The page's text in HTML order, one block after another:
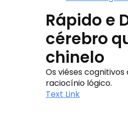
Rápido e
cérebro
chinelo
Os viéses
raciocínio lógico.
Text Link